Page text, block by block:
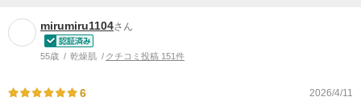
mirumiru1104さん
55歳 乾燥肌 クチコミ投稿 151件
6 2026/4/11